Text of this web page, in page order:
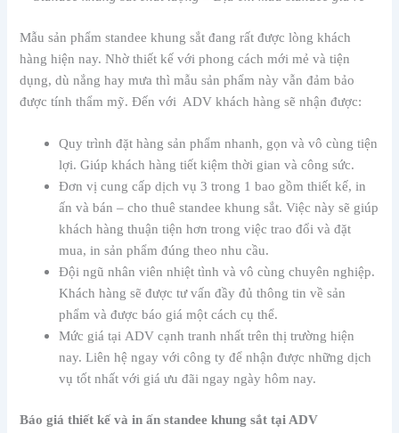
khách hàng thuận tiện hơn trong việc trao đổi và đặt
mua, in sản phẩm đúng theo nhu cầu.
Đội ngũ nhân viên nhiệt tình và vô cùng chuyên nghiệp.
Khách hàng sẽ được tư vấn đầy đủ thông tin về sản
Mức giá tại ADV cạnh tranh nhất trên thị trường hiện
nay. Liên hệ ngay với công ty để nhận được những dịch
vụ tốt nhất với giá ưu đãi ngay ngày hôm nay.
Báo giá thiết kế và in ấn standee khung sắt tại ADV
Mức giá của standee chân sắt sẽ phụ thuộc rất nhiều vào một số
yếu tố như quy cách, kích thước và số lượng của sản phẩm.
Thông thường, mức giá thiết kế cho một standee chân sắt sẽ rơi
vào khoảng từ 800.000-1.300.000. Nếu bạn đặt hàng với số
lượng lớn thì mức giá sẽ có nhiều ưu đãi khác.
Nếu quý khách cần tư vấn đặt in hoặc báo giá, hãy liên hệ với
nhất.